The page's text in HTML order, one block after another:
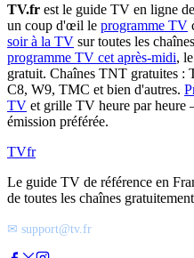
TV.fr est le guide TV en ligne
un coup d'œil le programme TV
soir à la TV sur toutes les
programme TV cet après-midi, le
gratuit. Chaînes TNT gratuites :
C8, W9, TMC et bien d'autres.
TV et grille TV heure par heure
émission préférée.
TVfr
Le guide TV de référence en
de toutes les chaînes
✉ support@tv.fr